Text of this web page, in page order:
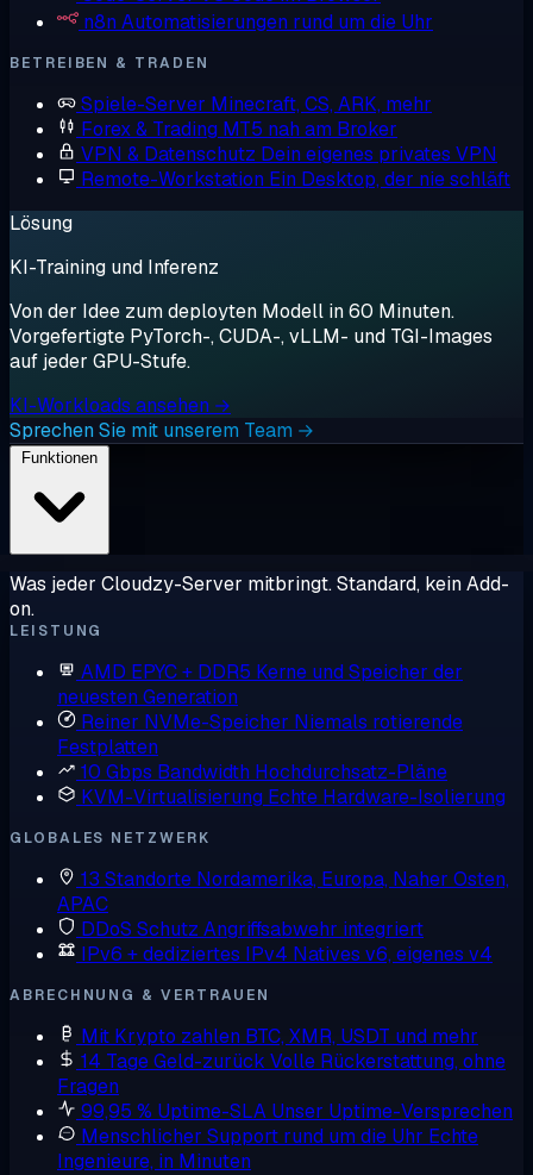
n8n Automatisierungen rund um die Uhr
BETREIBEN & TRADEN
Spiele-Server Minecraft, CS, ARK, mehr
Forex & Trading MT5 nah am Broker
VPN & Datenschutz Dein eigenes privates VPN
Remote-Workstation Ein Desktop, der nie schläft
Lösung
KI-Training und Inferenz
Von der Idee zum deployten Modell in 60 Minuten.
Vorgefertigte PyTorch-, CUDA-, vLLM- und TGI-Images
auf jeder GPU-Stufe.
KI-Workloads ansehen →
Sprechen Sie mit unserem Team →
Was jeder Cloudzy-Server mitbringt. Standard, kein Add-
on.
LEISTUNG
AMD EPYC + DDR5 Kerne und Speicher der
neuesten Generation
Reiner NVMe-Speicher Niemals rotierende
Festplatten
10 Gbps Bandwidth Hochdurchsatz-Pläne
KVM-Virtualisierung Echte Hardware-Isolierung
GLOBALES NETZWERK
13 Standorte Nordamerika, Europa, Naher Osten,
APAC
DDoS Schutz Angriffsabwehr integriert
IPv6 + dediziertes IPv4 Natives v6, eigenes v4
ABRECHNUNG & VERTRAUEN
Mit Krypto zahlen BTC, XMR, USDT und mehr
14 Tage Geld-zurück Volle Rückerstattung, ohne
Fragen
99,95 % Uptime-SLA Unser Uptime-Versprechen
Menschlicher Support rund um die Uhr Echte
Ingenieure, in Minuten